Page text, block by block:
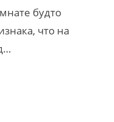
будто
что на